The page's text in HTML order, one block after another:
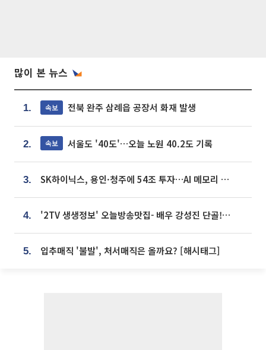
많이 본 뉴스
1. 속보 전북 완주 삼례읍 공장서 화재 발생
2. 속보 서울도 '40도'…오늘 노원 40.2도 기록
3. SK하이닉스, 용인·청주에 54조 투자…AI 메모리 생산기지 키운다
4. '2TV 생생정보' 오늘방송맛집- 배우 강성진 단골! 쌀국수ㆍ푸팟퐁 커리 맛집 '블○○○'
5. 입추매직 '불발', 처서매직은 올까요? [해시태그]